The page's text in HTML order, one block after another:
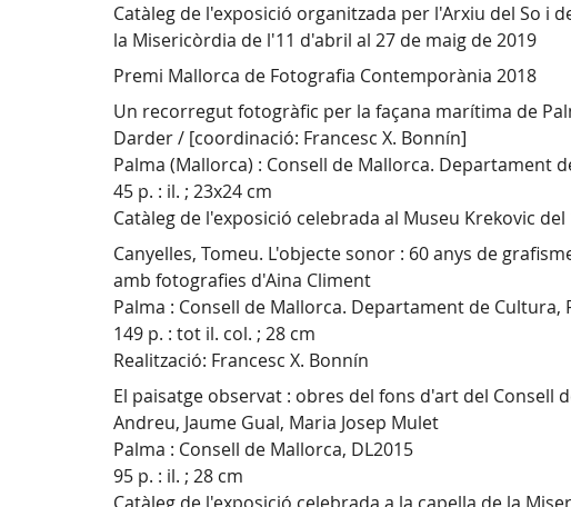
Catàleg de l'exposició organitzada per l'Arxiu del So i
la Misericòrdia de l'11 d'abril al 27 de maig de 2019
Premi Mallorca de Fotografia Contemporània 2018
Un recorregut fotogràfic per la façana marítima de
Darder / [coordinació: Francesc X. Bonnín]
Palma (Mallorca) : Consell de Mallorca. Departament
45 p. : il. ; 23x24 cm
Catàleg de l'exposició celebrada al Museu Krekovic
Canyelles, Tomeu. L'objecte sonor : 60 anys de
amb fotografies d'Aina Climent
Palma : Consell de Mallorca. Departament de Cultura,
149 p. : tot il. col. ; 28 cm
Realització: Francesc X. Bonnín
El paisatge observat : obres del fons d'art del Consell
Andreu, Jaume Gual, Maria Josep Mulet
Palma : Consell de Mallorca, DL2015
95 p. : il. ; 28 cm